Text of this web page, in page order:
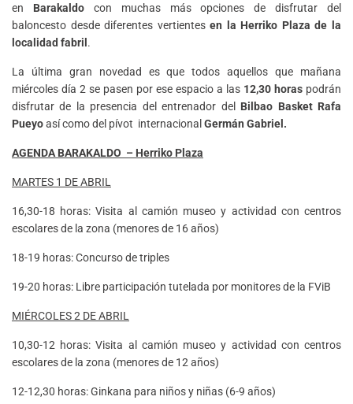
en Barakaldocon muchas más opciones de disfrutar del
baloncesto desde diferentes vertientesen la Herriko Plaza de la
localidad fabril .
La última gran novedad es que todos aquellos que mañana
miércoles día 2 se pasen por ese espacio a las 12,30 horas podrán
disfrutar de la presencia del entrenador del Bilbao Basket Rafa
Pueyoasí como del pívot internacional Germán Gabriel.
AGENDA BARAKALDO – Herriko Plaza
MARTES 1 DE ABRIL
16,30-18 horas: Visita al camión museo y actividad con centros
escolares de la zona (menores de 16 años)
18-19 horas: Concurso de triples
19-20 horas: Libre participación tutelada por monitores de la FViB
MIÉRCOLES 2 DE ABRIL
10,30-12 horas: Visita al camión museo y actividad con centros
escolares de la zona (menores de 12 años)
12-12,30 horas: Ginkana para niños y niñas (6-9 años)